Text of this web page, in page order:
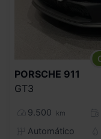
PORSCHE 911
GT3
9.500 km
Automático